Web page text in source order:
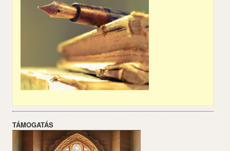
TÁMOGATÁS